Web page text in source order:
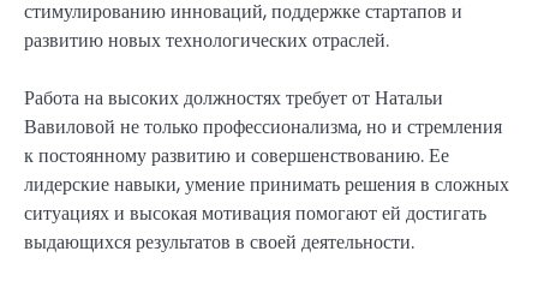
стимулированию инноваций, поддержке стартапов и
развитию новых технологических отраслей.
Работа на высоких должностях требует от Натальи
Вавиловой не только профессионализма, но и стремления
к постоянному развитию и совершенствованию. Ее
лидерские навыки, умение принимать решения в сложных
ситуациях и высокая мотивация помогают ей достигать
выдающихся результатов в своей деятельности.